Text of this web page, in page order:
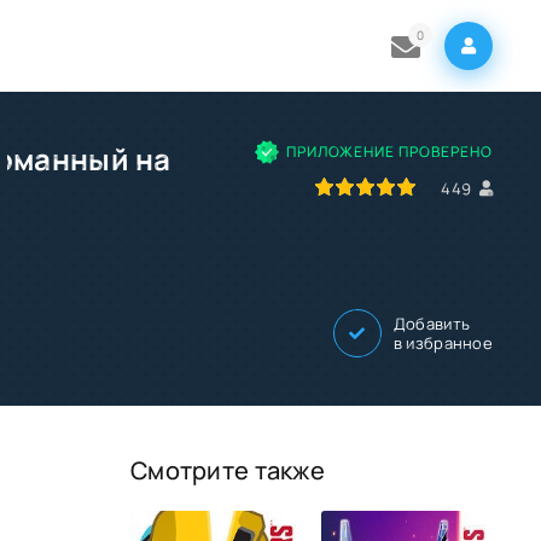
0
на
ПРИЛОЖЕНИЕ ПРОВЕРЕНО
449
Добавить
в избранное
Смотрите также